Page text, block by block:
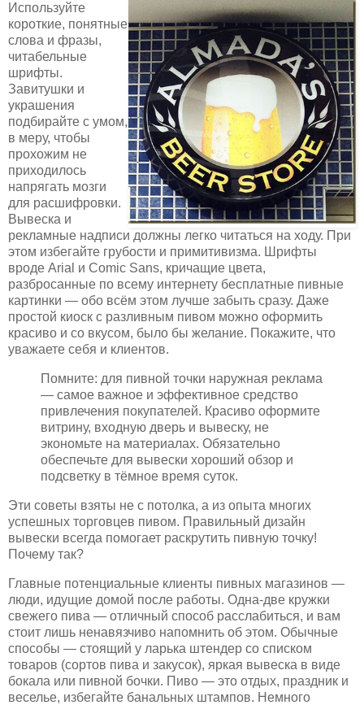
Используйте
короткие, понятные
слова и фразы,
читабельные
шрифты.
Завитушки и
украшения
подбирайте с умом,
в меру, чтобы
прохожим не
приходилось
напрягать мозги
для расшифровки.
Вывеска и
рекламные надписи должны легко читаться на ходу. При
этом избегайте грубости и примитивизма. Шрифты
вроде Arial и Comic Sans, кричащие цвета,
разбросанные по всему интернету бесплатные пивные
картинки — обо всём этом лучше забыть сразу. Даже
простой киоск с разливным пивом можно оформить
красиво и со вкусом, было бы желание. Покажите, что
уважаете себя и клиентов.
Помните: для пивной точки наружная реклама
— самое важное и эффективное средство
привлечения покупателей. Красиво оформите
витрину, входную дверь и вывеску, не
экономьте на материалах. Обязательно
обеспечьте для вывески хороший обзор и
подсветку в тёмное время суток.
Эти советы взяты не с потолка, а из опыта многих
успешных торговцев пивом. Правильный дизайн
вывески всегда помогает раскрутить пивную точку!
Почему так?
Главные потенциальные клиенты пивных магазинов —
люди, идущие домой после работы. Одна-две кружки
свежего пива — отличный способ расслабиться, и вам
стоит лишь ненавязчиво напомнить об этом. Обычные
способы — стоящий у ларька штендер со списком
товаров (сортов пива и закусок), яркая вывеска в виде
бокала или пивной бочки. Пиво — это отдых, праздник и
веселье, избегайте банальных штампов. Немного